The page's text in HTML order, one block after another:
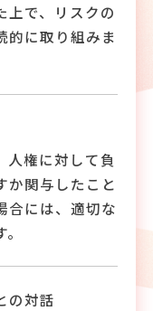
上で、リスクの
的に取り組みま
人権に対して負
か関与したこと
合には、適切な
の対話